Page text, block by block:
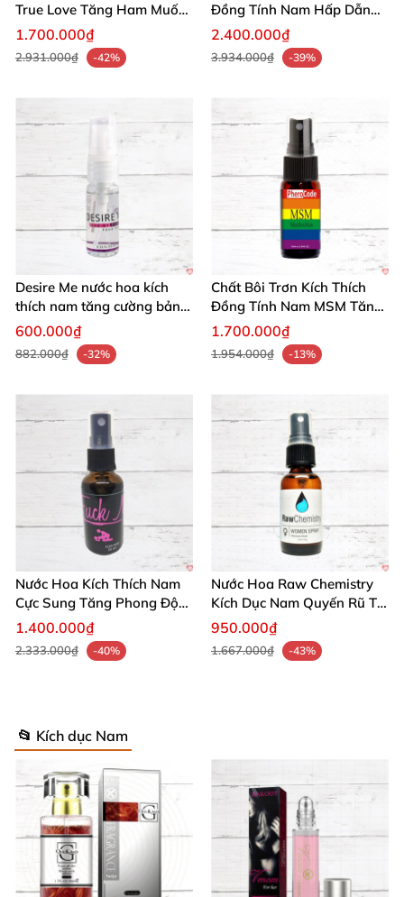
True Love Tăng Ham Muốn
Tự Tin Quyến Rũ
1.700.000₫
2.931.000₫ -42%
Đồng Tính Nam Hấp Dẫn
Quyến Rũ An Toàn
2.400.000₫
3.934.000₫ -39%
Desire Me nước hoa kích
thích nam tăng cường bản
lĩnh đẳng cấp
600.000₫
882.000₫ -32%
Chất Bôi Trơn Kích Thích
Đồng Tính Nam MSM Tăng
Cảm Giác
1.700.000₫
1.954.000₫ -13%
Nước Hoa Kích Thích Nam
Cực Sung Tăng Phong Độ
Quyến Rũ
1.400.000₫
2.333.000₫ -40%
Nước Hoa Raw Chemistry
Kích Dục Nam Quyến Rũ Tự
Tin Thu Hút
950.000₫
1.667.000₫ -43%
📂 Kích dục Nam